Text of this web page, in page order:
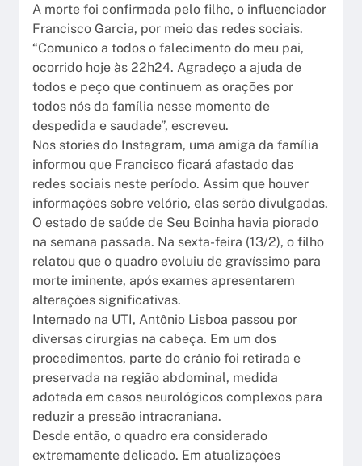
A morte foi confirmada pelo filho, o influenciador
Francisco Garcia, por meio das redes sociais.
“Comunico a todos o falecimento do meu pai,
ocorrido hoje às 22h24. Agradeço a ajuda de
todos e peço que continuem as orações por
todos nós da família nesse momento de
despedida e saudade”, escreveu.
Nos stories do Instagram, uma amiga da família
informou que Francisco ficará afastado das
redes sociais neste período. Assim que houver
informações sobre velório, elas serão divulgadas.
O estado de saúde de Seu Boinha havia piorado
na semana passada. Na sexta-feira (13/2), o filho
relatou que o quadro evoluiu de gravíssimo para
morte iminente, após exames apresentarem
alterações significativas.
Internado na UTI, Antônio Lisboa passou por
diversas cirurgias na cabeça. Em um dos
procedimentos, parte do crânio foi retirada e
preservada na região abdominal, medida
adotada em casos neurológicos complexos para
reduzir a pressão intracraniana.
Desde então, o quadro era considerado
extremamente delicado. Em atualizações